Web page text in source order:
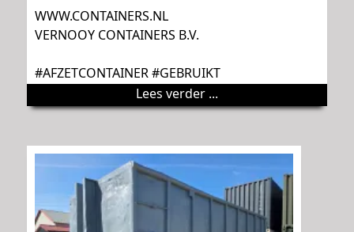
WWW.CONTAINERS.NL
VERNOOY CONTAINERS B.V.
#AFZETCONTAINER #GEBRUIKT
Lees verder ...